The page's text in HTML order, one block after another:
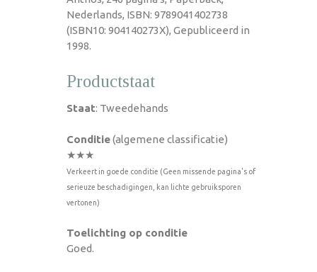
Nederlands, ISBN: 9789041402738
(ISBN10: 904140273X), Gepubliceerd in
1998.
Productstaat
Staat: Tweedehands
Conditie(algemene classificatie)
★★★
Verkeert in goede conditie (Geen missende pagina's of
serieuze beschadigingen, kan lichte gebruiksporen
vertonen)
Toelichting op conditie
Goed.